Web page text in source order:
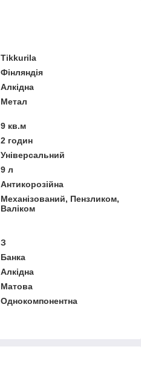
Tikkurila
Фінляндія
Алкідна
Метал
9 кв.м
2 годин
Універсальний
9 л
Антикорозійна
Механізований, Пензликом,
Валіком
З
Банка
Алкідна
Матова
Однокомпонентна